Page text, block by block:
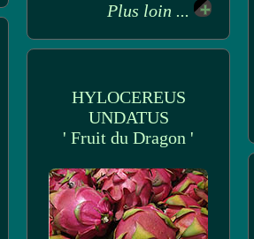
Plus loin ...
HYLOCEREUS
UNDATUS
' Fruit du Dragon '